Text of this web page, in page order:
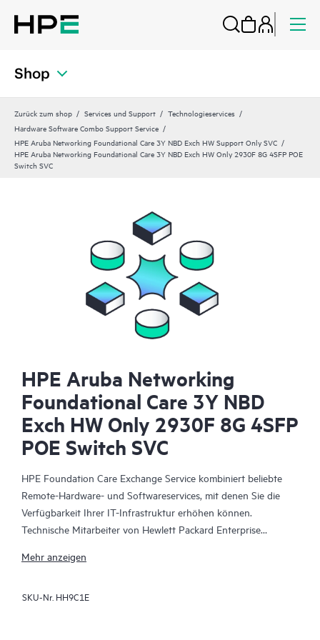
Shop
Zurück zum shop Services und Support
Technologieservices
Hardware Software Combo Support Service
HPE Aruba Networking Foundational Care 3Y NBD Exch HW Support Only SVC
HPE Aruba Networking Foundational Care 3Y NBD Exch HW Only 2930F 8G 4SFP POE
Switch SVC
HPE Aruba Networking
Foundational Care 3Y NBD
Exch HW Only 2930F 8G 4SFP
POE Switch SVC
HPE Foundation Care Exchange Service kombiniert beliebte
Remote-Hardware- und Softwareservices, mit denen Sie die
Verfügbarkeit Ihrer IT-Infrastruktur erhöhen können.
Technische Mitarbeiter von Hewlett Packard Enterprise
Behebung von Hardware- und Softwareproblemen zu
Mehr anzeigen
SKU-Nr. HH9C1E